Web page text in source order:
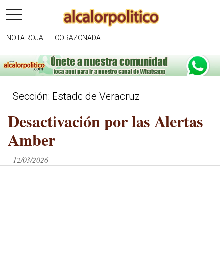
toggle
navigation
NOTA ROJA CORAZONADA
Sección: Estado de Veracruz
Desactivación por las Alertas
Amber
12/03/2026